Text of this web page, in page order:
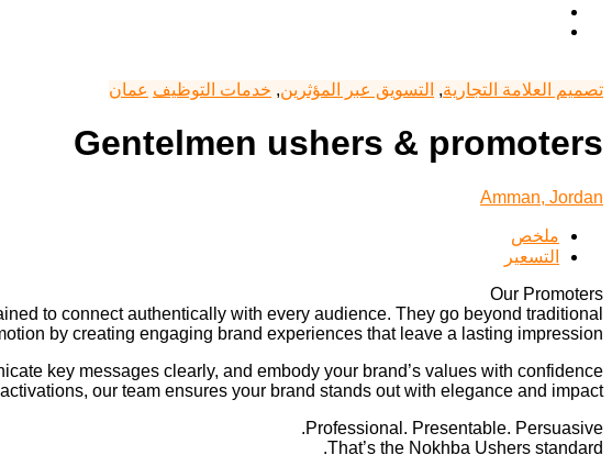
تصميم العلامة التجارية, التسويق عبر المؤثرين, خدمات التوظيف عمان
Gentelmen ushers & promoters
Amman, Jordan
ملخص
التسعير
Our Promoters
to connect authentically with every audience. They go beyond traditional
by creating engaging brand experiences that leave a lasting impression.
key messages clearly, and embody your brand’s values with confidence
our team ensures your brand stands out with elegance and impact.
Professional. Presentable. Persuasive.
That’s the Nokhba Ushers standard.